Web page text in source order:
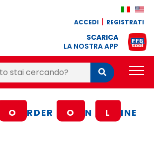
ACCEDI REGISTRATI
SCARICA
LA NOSTRA APP
Cerca
O RDER O N L INE